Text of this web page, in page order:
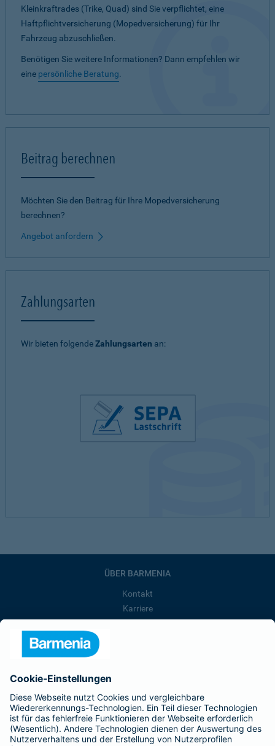
Kleinkraftrades (Trike, Quad) sind Sie verpflichtet, eine
Haftpflichtversicherung (Mopedversicherung) für Ihr
Fahrzeug abzuschließen.
Benötigen Sie weitere Informationen? Dann empfehlen wir
eine persönliche Beratung.
Beitrag berechnen
Möchten Sie den Beitrag für Ihre Mopedversicherung
berechnen?
Angebot anfordern
Zahlungsarten
Wir bieten folgendeZahlungsarten an:
ÜBER BARMENIA
Kontakt
Karriere
Barmenia ist Teil der BarmeniaGothaer
BELIEBTE SEITEN
Kranken-Zusatzversicherung
Tierversicherungen